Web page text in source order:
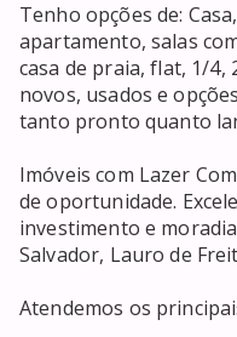
Tenho opções de:
apartamento, salas
casa de praia, flat, 1/4,
novos, usados e
tanto pronto quanto
Imóveis com Lazer
de oportunidade.
investimento e
Salvador, Lauro de
Atendemos os